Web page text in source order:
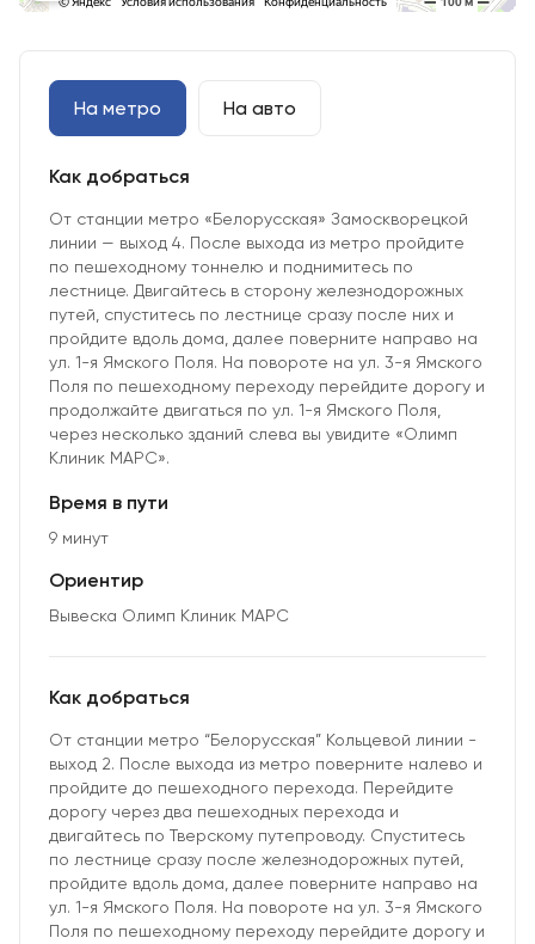
На метро На авто
Как добраться
От станции метро «Белорусская» Замоскворецкой
линии — выход 4. После выхода из метро пройдите
по пешеходному тоннелю и поднимитесь по
лестнице. Двигайтесь в сторону железнодорожных
путей, спуститесь по лестнице сразу после них и
пройдите вдоль дома, далее поверните направо на
ул. 1-я Ямского Поля. На повороте на ул. 3-я Ямского
Поля по пешеходному переходу перейдите дорогу и
продолжайте двигаться по ул. 1-я Ямского Поля,
через несколько зданий слева вы увидите «Олимп
Клиник МАРС».
Время в пути
9 минут
Ориентир
Вывеска Олимп Клиник МАРС
Как добраться
От станции метро “Белорусская” Кольцевой линии -
выход 2. После выхода из метро поверните налево и
пройдите до пешеходного перехода. Перейдите
дорогу через два пешеходных перехода и
двигайтесь по Тверскому путепроводу. Спуститесь
по лестнице сразу после железнодорожных путей,
пройдите вдоль дома, далее поверните направо на
ул. 1-я Ямского Поля. На повороте на ул. 3-я Ямского
Поля по пешеходному переходу перейдите дорогу и